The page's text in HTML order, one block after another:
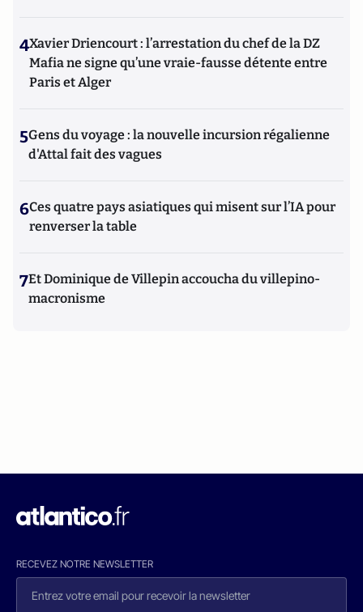
4Xavier Driencourt : l’arrestation du chef de la DZ
Mafia ne signe qu’une vraie-fausse détente entre
Paris et Alger
5Gens du voyage : la nouvelle incursion régalienne
d'Attal fait des vagues
6Ces quatre pays asiatiques qui misent sur l’IA pour
renverser la table
7Et Dominique de Villepin accoucha du villepino-
macronisme
RECEVEZ NOTRE NEWSLETTER